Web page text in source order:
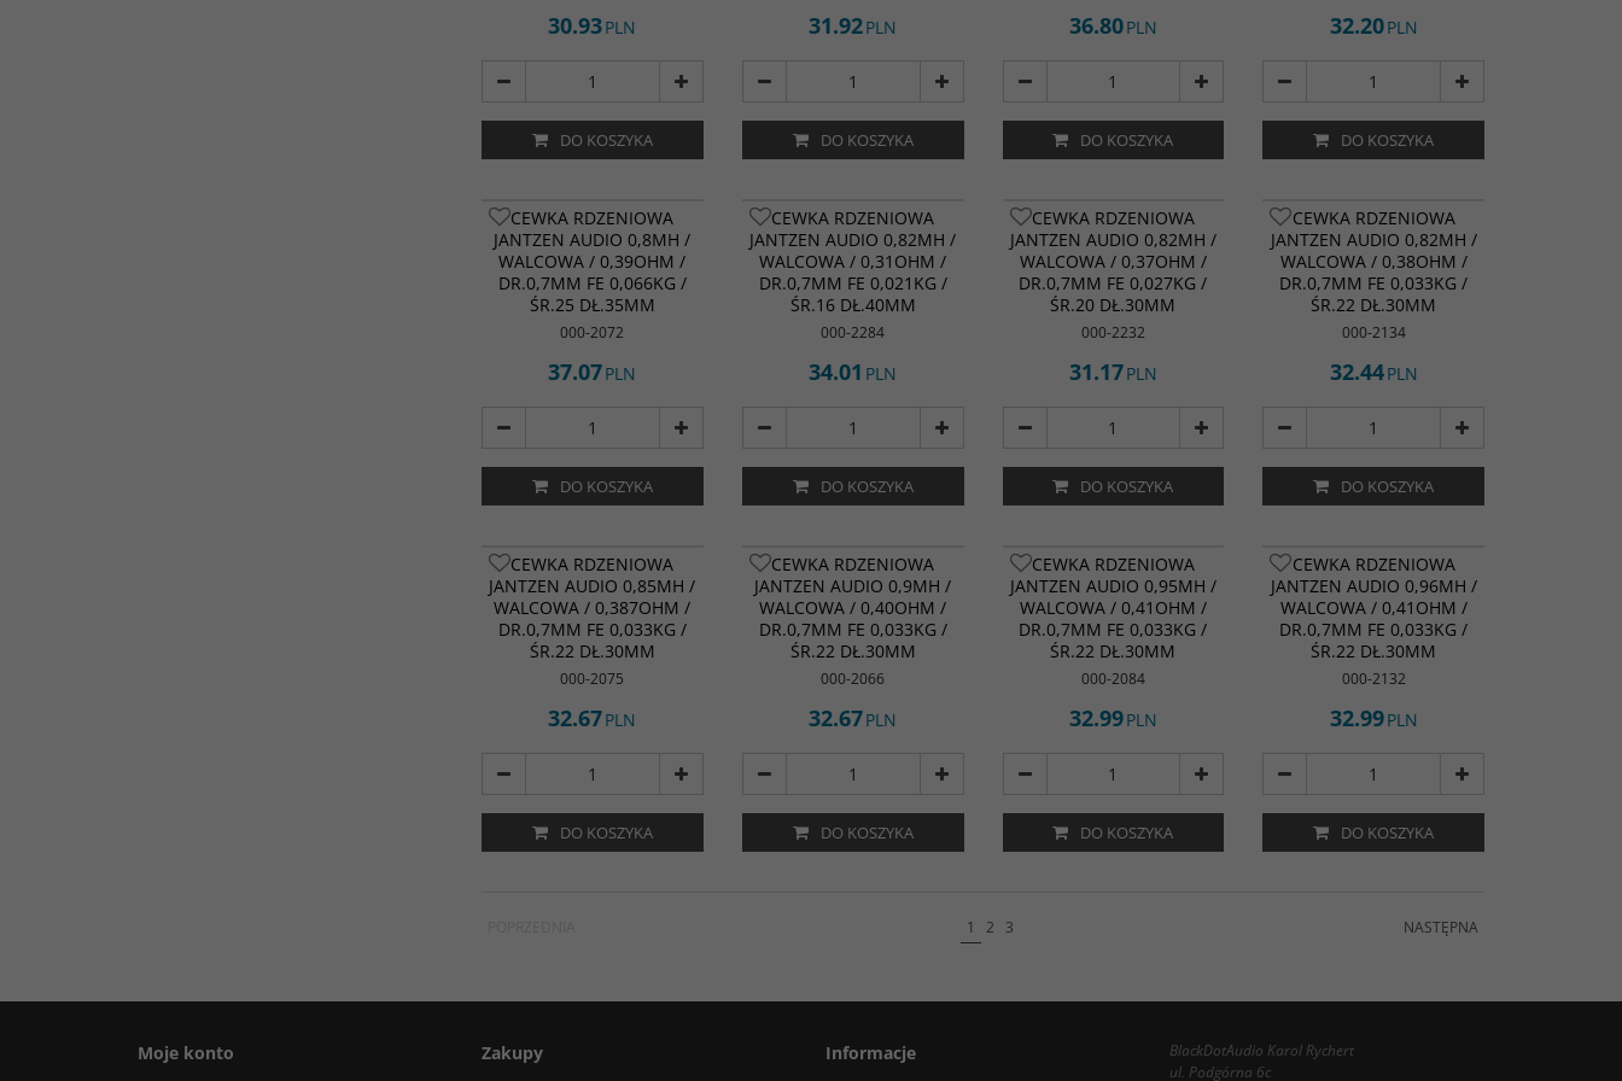
30.93PLN
DO KOSZYKA
31.92PLN
DO KOSZYKA
36.80PLN
DO KOSZYKA
32.20PLN
DO KOSZYKA
CEWKA RDZENIOWA
JANTZEN AUDIO 0,8MH /
WALCOWA / 0,39OHM /
DR.0,7MM FE 0,066KG /
ŚR.25 DŁ.35MM
000-2072
37.07PLN
DO KOSZYKA
CEWKA RDZENIOWA
JANTZEN AUDIO 0,82MH /
WALCOWA / 0,31OHM /
DR.0,7MM FE 0,021KG /
ŚR.16 DŁ.40MM
000-2284
34.01 PLN
DO KOSZYKA
CEWKA RDZENIOWA
JANTZEN AUDIO 0,82MH /
WALCOWA / 0,37OHM /
DR.0,7MM FE 0,027KG /
ŚR.20 DŁ.30MM
000-2232
31.17PLN
DO KOSZYKA
CEWKA RDZENIOWA
JANTZEN AUDIO 0,82MH /
WALCOWA / 0,38OHM /
DR.0,7MM FE 0,033KG /
ŚR.22 DŁ.30MM
000-2134
32.44PLN
DO KOSZYKA
CEWKA RDZENIOWA
JANTZEN AUDIO 0,85MH /
WALCOWA / 0,387OHM /
DR.0,7MM FE 0,033KG /
ŚR.22 DŁ.30MM
000-2075
32.67PLN
DO KOSZYKA
CEWKA RDZENIOWA
JANTZEN AUDIO 0,9MH /
WALCOWA / 0,40OHM /
DR.0,7MM FE 0,033KG /
ŚR.22 DŁ.30MM
000-2066
32.67PLN
DO KOSZYKA
CEWKA RDZENIOWA
JANTZEN AUDIO 0,95MH /
WALCOWA / 0,41OHM /
DR.0,7MM FE 0,033KG /
ŚR.22 DŁ.30MM
000-2084
32.99PLN
DO KOSZYKA
CEWKA RDZENIOWA
JANTZEN AUDIO 0,96MH /
WALCOWA / 0,41OHM /
DR.0,7MM FE 0,033KG /
ŚR.22 DŁ.30MM
000-2132
32.99PLN
DO KOSZYKA
1 2 3 NASTĘPNA
Moje konto Zakupy Informacje
BlackDotAudio Karol Rychert
ul. Podgórna 6c